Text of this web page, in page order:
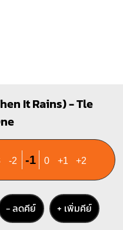
It Rains) - Tle
-2 -1 0 +1 +2
− ลดคีย์ + เพิ่มคีย์